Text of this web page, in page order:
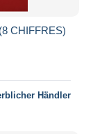
CHIFFRES)
Händler